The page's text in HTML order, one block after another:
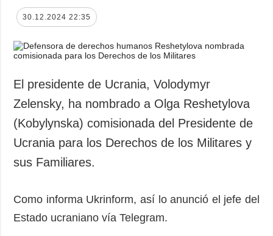
Política
Economía
Defensa
Cultura
Deportes
Crimen
Desastres y
emergencias
privacidad y
protección de
Podcasts
Publicaciones
Suscripción
Banco de
30.12.2024 22:35
El presidente de Ucrania, Volodymyr
Zelensky, ha nombrado a Olga Reshetylova
(Kobylynska) comisionada del Presidente de
Ucrania para los Derechos de los Militares y
sus Familiares.
Como informa Ukrinform, así lo anunció el jefe del
Estado ucraniano vía Telegram.